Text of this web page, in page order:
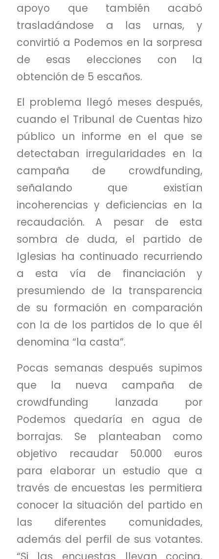
apoyo que también acabó
trasladándose a las urnas, y
convirtió a Podemos en la sorpresa
de esas elecciones con la
obtención de 5 escaños.
El problema llegó meses después,
cuando el Tribunal de Cuentas hizo
público un informe en el que se
detectaban irregularidades en la
campaña de crowdfunding,
señalando que existían
incoherencias y deficiencias en la
recaudación. A pesar de esta
sombra de duda, el partido de
Iglesias ha continuado recurriendo
a esta vía de financiación y
presumiendo de la transparencia
de su formación en comparación
con la de los partidos de lo que él
denomina “la casta”.
Pocas semanas después supimos
que la nueva campaña de
crowdfunding lanzada por
Podemos quedaría en agua de
borrajas. Se planteaban como
objetivo recaudar 50.000 euros
para elaborar un estudio que a
través de encuestas les permitiera
conocer la situación del partido en
las diferentes comunidades,
además del perfil de sus votantes.